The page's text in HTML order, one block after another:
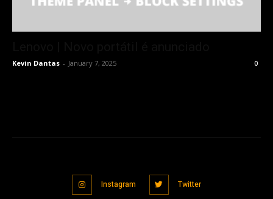
Kevin Dantas - January 7, 2025 0
Instagram Twitter